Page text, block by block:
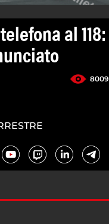
al 118:
8009